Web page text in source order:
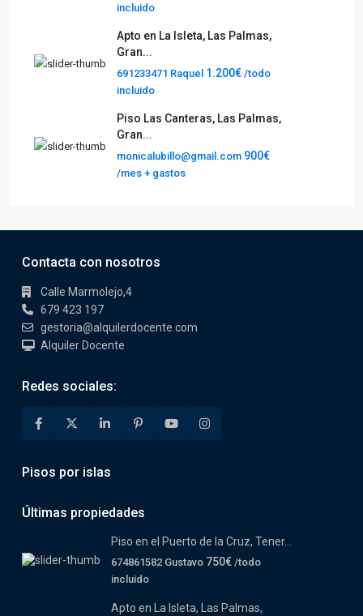
incluido
Apto en La Isleta, Las Palmas,
Gran...
691233471 Raquel 1.200€ /todo
incluido
Piso Las Canteras, Las Palmas,
Gran...
monicalubillo@gmail.com 900€
/mes + gastos
Contacta con nosotros
Calle Marmolejo,4
679 423 197
gestoria@alquilerdocente.com
Alquiler Docente
Redes sociales:
Pisos por islas
Últimas propiedades
Piso en el Puerto de la Cruz, Tener...
674861582 Gustavo 750€ /todo
incluido
Apto en La Isleta, Las Palmas,